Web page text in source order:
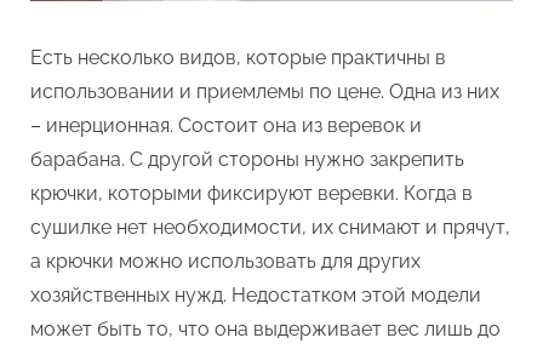
Есть несколько видов, которые практичны в
использовании и приемлемы по цене. Одна из них
– инерционная. Состоит она из веревок и
барабана. С другой стороны нужно закрепить
крючки, которыми фиксируют веревки. Когда в
сушилке нет необходимости, их снимают и прячут,
а крючки можно использовать для других
хозяйственных нужд. Недостатком этой модели
может быть то, что она выдерживает вес лишь до